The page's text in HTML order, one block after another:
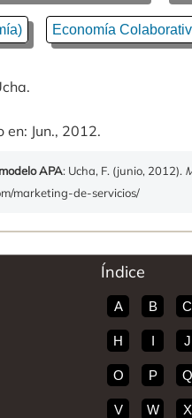
Economía
Jun., 2012.
APA: Ucha, F. (junio, 2012).
marketing-de-servicios/
Índice
A B C
H I J
O P Q
V W X